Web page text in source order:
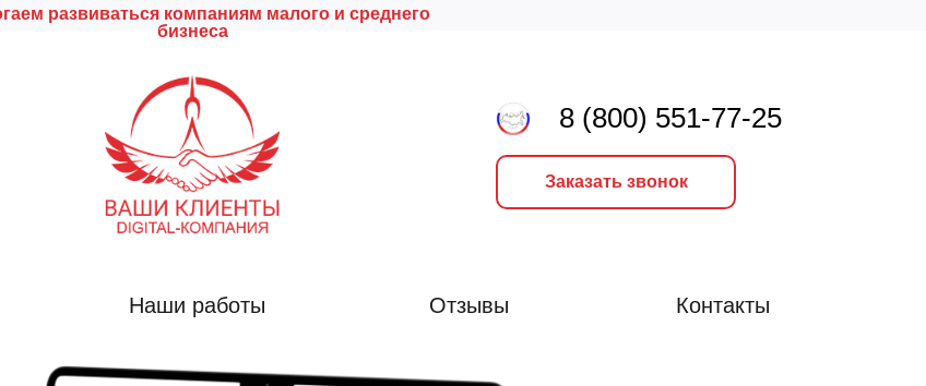
Заказать звонок
развиваться компаниям малого и среднего
бизнеса
Наши работы Отзывы
8 (800) 551-77-25
Контакты